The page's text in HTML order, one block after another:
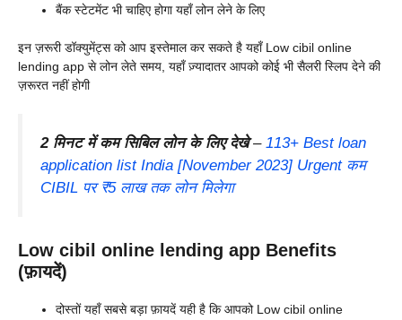
बैंक स्टेटमेंट भी चाहिए होगा यहाँ लोन लेने के लिए
इन ज़रूरी डॉक्युमेंट्स को आप इस्तेमाल कर सकते है यहाँ Low cibil online
lending app से लोन लेते समय, यहाँ ज़्यादातर आपको कोई भी सैलरी स्लिप देने की
ज़रूरत नहीं होगी
2 मिनट में कम सिबिल लोन के लिए देखे– 113+ Best loan
application list India [November 2023] Urgent कम
CIBIL पर ₹5 लाख तक लोन मिलेगा
Low cibil online lending app Benefits
(फ़ायदें)
दोस्तों यहाँ सबसे बड़ा फ़ायदें यही है कि आपको Low cibil online